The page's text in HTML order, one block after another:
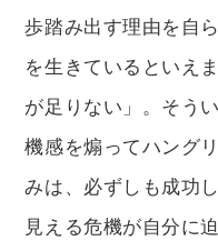
歩踏み出す理由を自
を生きているといえ
が足りない」。そう
機感を煽ってハング
みは、必ずしも成功
見える危機が自分に